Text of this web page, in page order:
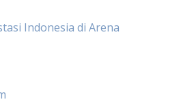
Indonesia di Arena